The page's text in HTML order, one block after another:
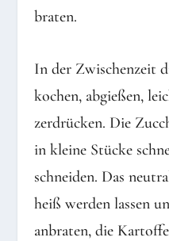
braten.
In der Zwischenzeit
kochen, abgießen,
zerdrücken. Die
in kleine Stücke
schneiden. Das
heiß werden lassen
anbraten, die